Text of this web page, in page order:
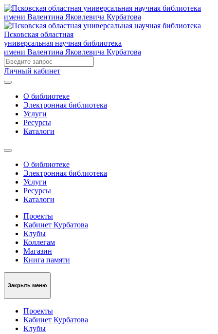
Псковская областная
универсальная научная библиотека
имени Валентина Яковлевича Курбатова
Личный кабинет
О библиотеке
Электронная библиотека
Услуги
Ресурсы
Каталоги
О библиотеке
Электронная библиотека
Услуги
Ресурсы
Каталоги
Проекты
Кабинет Курбатова
Клубы
Коллегам
Магазин
Книга памяти
Закрыть меню
Проекты
Кабинет Курбатова
Клубы